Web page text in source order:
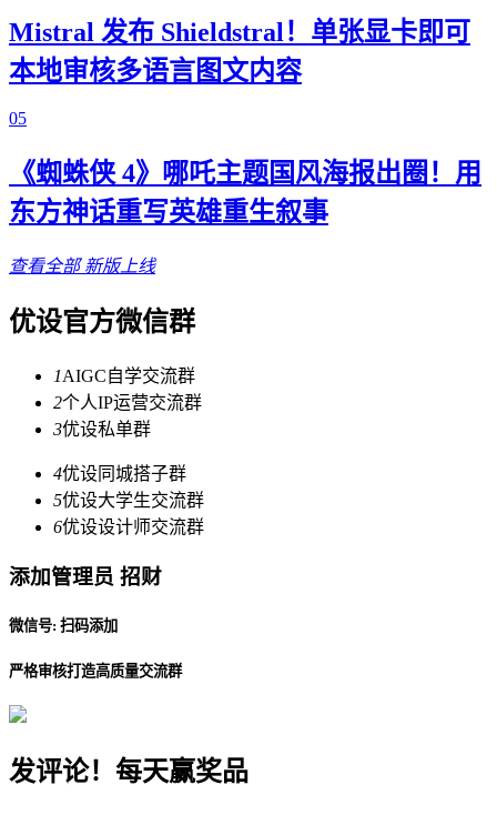
Mistral 发布 Shieldstral！单张显卡即可
本地审核多语言图文内容
05
《蜘蛛侠 4》哪吒主题国风海报出圈！用
东方神话重写英雄重生叙事
查看全部 新版上线
优设官方微信群
1AIGC自学交流群
2个人IP运营交流群
3优设私单群
4优设同城搭子群
5优设大学生交流群
6优设设计师交流群
添加管理员 招财
微信号: 扫码添加
严格审核打造高质量交流群
发评论！每天赢奖品